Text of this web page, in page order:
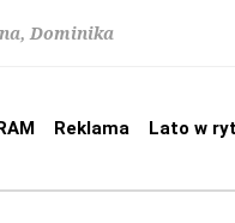
Dominika
Reklama Lato w